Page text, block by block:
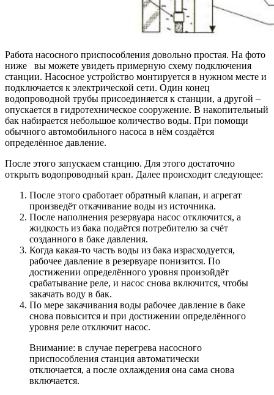
Работа насосного приспособления довольно простая. На фото
ниже вы можете увидеть примерную схему подключения
станции. Насосное устройство монтируется в нужном месте и
подключается к электрической сети. Один конец
водопроводной трубы присоединяется к станции, а другой –
опускается в гидротехническое сооружение. В накопительный
бак набирается небольшое количество воды. При помощи
обычного автомобильного насоса в нём создаётся
определённое давление.
После этого запускаем станцию. Для этого достаточно
открыть водопроводный кран. Далее происходит следующее:
После этого сработает обратный клапан, и агрегат
произведёт откачивание воды из источника.
После наполнения резервуара насос отключится, а
жидкость из бака подаётся потребителю за счёт
созданного в баке давления.
Когда какая-то часть воды из бака израсходуется,
рабочее давление в резервуаре понизится. По
достижении определённого уровня произойдёт
срабатывание реле, и насос снова включится, чтобы
закачать воду в бак.
По мере закачивания воды рабочее давление в баке
снова повысится и при достижении определённого
уровня реле отключит насос.
Внимание: в случае перегрева насосного
приспособления станция автоматически
отключается, а после охлаждения она сама снова
включается.